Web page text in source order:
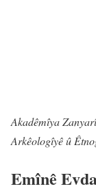
Akadêmîya
Arkêologîyê û
Emînê